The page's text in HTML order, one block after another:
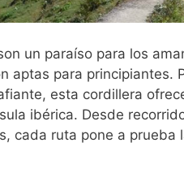
un paraíso para los
aptas para principiantes.
esta cordillera
ibérica. Desde
cada ruta pone a